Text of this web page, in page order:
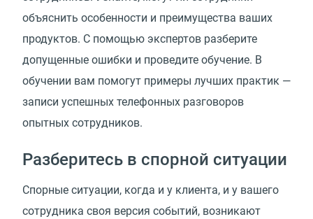
объяснить особенности и преимущества ваших
продуктов. С помощью экспертов разберите
допущенные ошибки и проведите обучение. В
обучении вам помогут примеры лучших практик —
записи успешных телефонных разговоров
опытных сотрудников.
Разберитесь в спорной ситуации
Спорные ситуации, когда и у клиента, и у вашего
сотрудника своя версия событий, возникают